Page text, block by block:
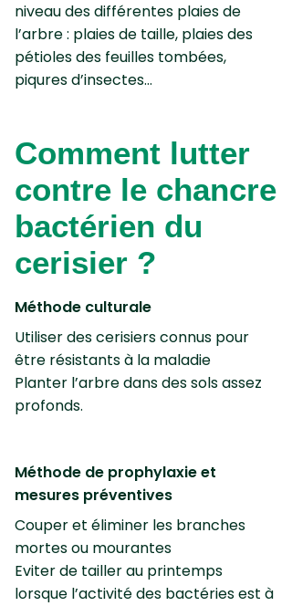
niveau des différentes plaies de
l’arbre : plaies de taille, plaies des
pétioles des feuilles tombées,
piqures d’insectes…
Comment lutter
contre le chancre
bactérien du
cerisier ?
Méthode culturale
Utiliser des cerisiers connus pour
être résistants à la maladie
Planter l’arbre dans des sols assez
profonds.
Méthode de prophylaxie et
mesures préventives
Couper et éliminer les branches
mortes ou mourantes
Eviter de tailler au printemps
lorsque l’activité des bactéries est à